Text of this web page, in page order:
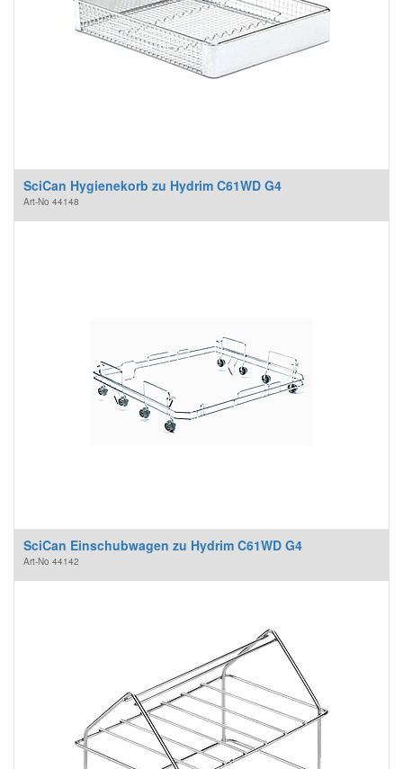
SciCan Hygienekorb zu Hydrim C61WD G4
Art-No 44148
SciCan Einschubwagen zu Hydrim C61WD G4
Art-No 44142